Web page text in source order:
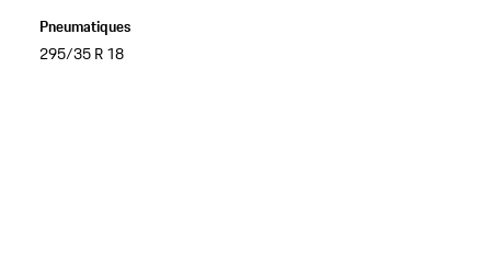
Pneumatiques
295/35 R 18